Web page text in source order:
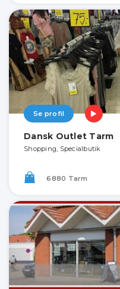
Se profil
Dansk Outlet Tarm
Shopping, Specialbutik
6880 Tarm